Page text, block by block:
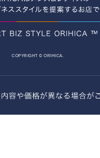
COPYRIGHT © ORIHICA.